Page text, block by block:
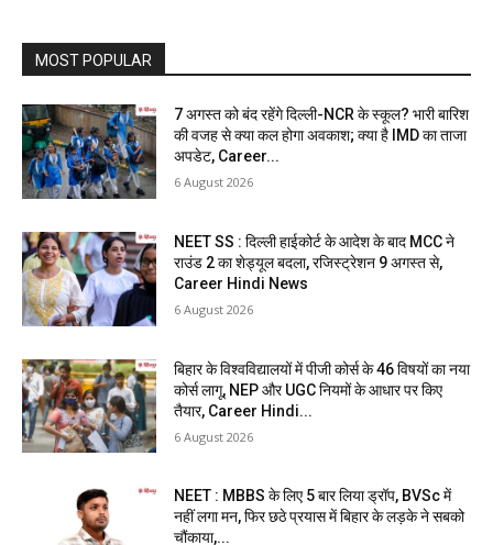
MOST POPULAR
7 अगस्त को बंद रहेंगे दिल्ली-NCR के स्कूल? भारी बारिश
की वजह से क्या कल होगा अवकाश; क्या है IMD का ताजा
अपडेट, Career...
6 August 2026
NEET SS : दिल्ली हाईकोर्ट के आदेश के बाद MCC ने
राउंड 2 का शेड्यूल बदला, रजिस्ट्रेशन 9 अगस्त से,
Career Hindi News
6 August 2026
बिहार के विश्वविद्यालयों में पीजी कोर्स के 46 विषयों का नया
कोर्स लागू, NEP और UGC नियमों के आधार पर किए
तैयार, Career Hindi...
6 August 2026
NEET : MBBS के लिए 5 बार लिया ड्रॉप, BVSc में
नहीं लगा मन, फिर छठे प्रयास में बिहार के लड़के ने सबको
चौंकाया,...